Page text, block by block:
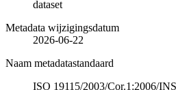
dataset
Metadata wijzigingsdatum
2026-06-22
Naam metadatastandaard
ISO 19115/2003/Cor.1:2006/